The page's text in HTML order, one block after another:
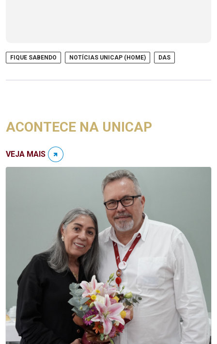
FIQUE SABENDO NOTÍCIAS UNICAP (HOME) DAS
ACONTECE NA UNICAP
VEJA MAIS